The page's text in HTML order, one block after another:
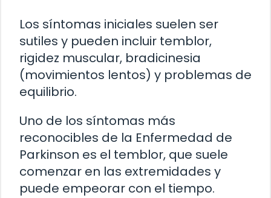
Los síntomas iniciales suelen ser
sutiles y pueden incluir temblor,
rigidez muscular, bradicinesia
(movimientos lentos) y problemas de
equilibrio.
Uno de los síntomas más
reconocibles de la Enfermedad de
Parkinson es el temblor, que suele
comenzar en las extremidades y
puede empeorar con el tiempo.